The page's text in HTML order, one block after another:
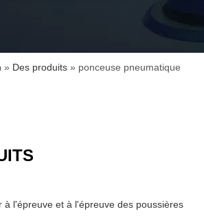
» Des produits » ponceuse pneumatique
à l'épreuve et à l'épreuve des poussières